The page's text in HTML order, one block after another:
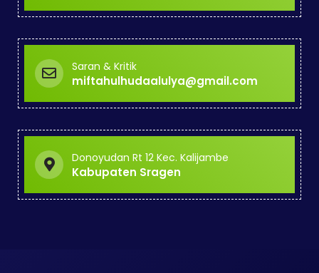
Saran & Kritik
miftahulhudaalulya@gmail.com
Donoyudan Rt 12 Kec. Kalijambe
Kabupaten Sragen